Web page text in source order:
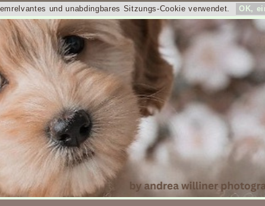
und unabdingbares Sitzungs-Cookie verwendet. OK,